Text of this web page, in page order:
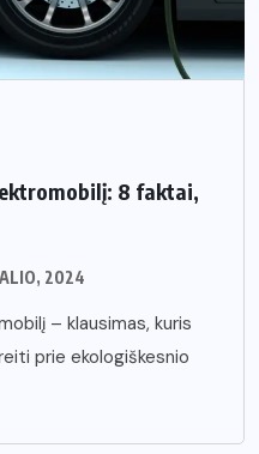
8 faktai,
2024
– klausimas, kuris
prie ekologiškesnio